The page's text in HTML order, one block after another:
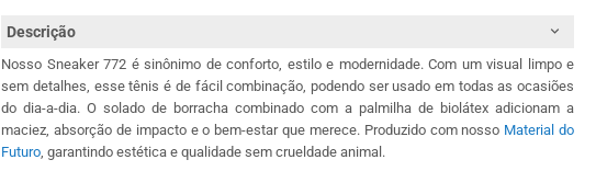
Descrição
Nosso Sneaker 772 é sinônimo de conforto, estilo e modernidade. Com um visual limpo e
sem detalhes, esse tênis é de fácil combinação, podendo ser usado em todas as ocasiões
do dia-a-dia. O solado de borracha combinado com a palmilha de biolátex adicionam a
maciez, absorção de impacto e o bem-estar que merece. Produzido com nosso Material do
Futuro, garantindo estética e qualidade sem crueldade animal.